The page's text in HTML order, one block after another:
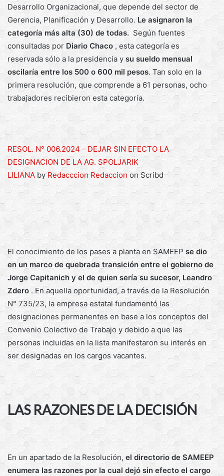
Desarrollo Organizacional, que depende del sector de
Gerencia, Planificación y Desarrollo. Le asignaron la
categoría más alta (30) de todas. Según fuentes
consultadas por Diario Chaco, esta categoría es
reservada sólo a la presidencia ysu sueldo mensual
oscilaría entre los 500 o 600 mil pesos. Tan solo en la
primera resolución, que comprende a 61 personas, ocho
trabajadores recibieron esta categoría.
RESOL. N° 006.2024 - DEJAR SIN EFECTO LA
DESIGNACION DE LA AG. SPOLJARIK
LILIANA by Redacccion Redaccion on Scribd
El conocimiento de los pases a planta en SAMEEP se dio
en un marco de quebrada transición entre el gobierno de
Jorge Capitanich y el de quien sería su sucesor, Leandro
Zdero . En aquella oportunidad, a través de la Resolución
N° 735/23, la empresa estatal fundamentó las
designaciones permanentes en base a los conceptos del
Convenio Colectivo de Trabajo y debido a que las
personas incluidas en la lista manifestaron su interés en
ser designadas en los cargos vacantes.
LAS RAZONES DE LA DECISIÓN
En un apartado de la Resolución,el directorio de SAMEEP
enumera las razones por la cual dejó sin efecto el cargo